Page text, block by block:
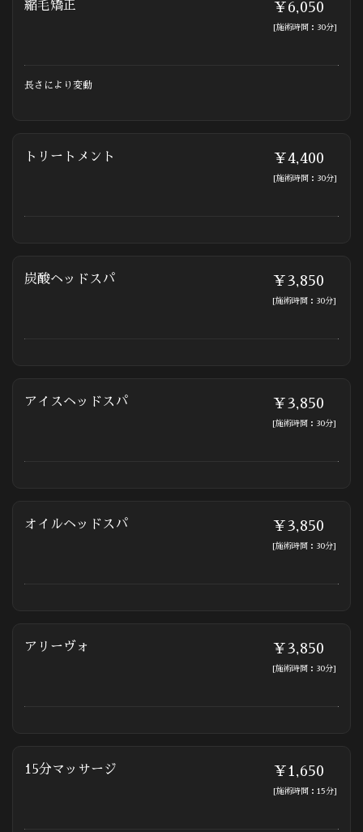
縮毛矯正 ￥6,050
[施術時間：30分]
長さにより変動
トリートメント ￥4,400
[施術時間：30分]
炭酸ヘッドスパ ￥3,850
[施術時間：30分]
アイスヘッドスパ ￥3,850
[施術時間：30分]
オイルヘッドスパ ￥3,850
[施術時間：30分]
アリーヴォ ￥3,850
[施術時間：30分]
15分マッサージ ￥1,650
[施術時間：15分]